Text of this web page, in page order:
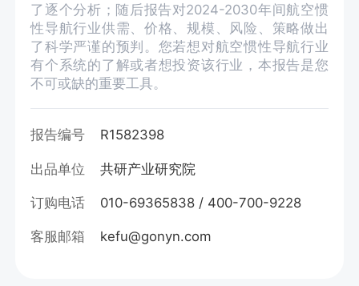
了逐个分析；随后报告对2024-2030年间航空惯
性导航行业供需、价格、规模、风险、策略做出
了科学严谨的预判。您若想对航空惯性导航行业
有个系统的了解或者想投资该行业，本报告是您
不可或缺的重要工具。
报告编号 R1582398
出品单位 共研产业研究院
订购电话 010-69365838 / 400-700-9228
客服邮箱 kefu@gonyn.com